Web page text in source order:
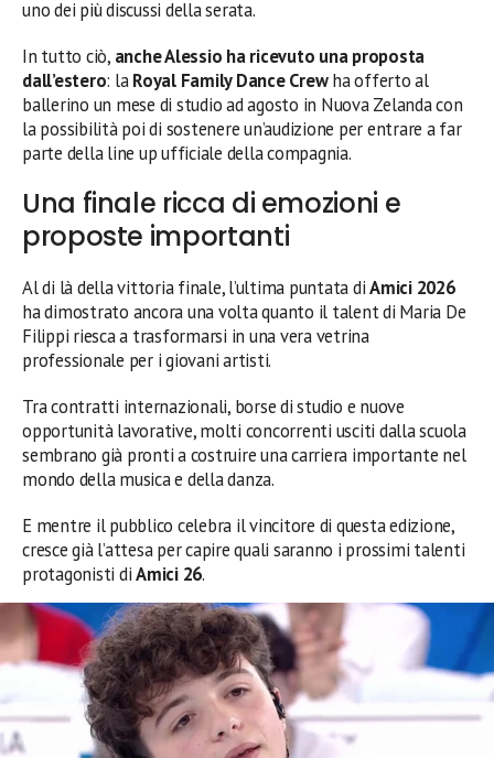
uno dei più discussi della serata.
In tutto ciò, anche Alessio ha ricevuto una proposta
dall’estero: laRoyal Family Dance Crewha offerto al
ballerino un mese di studio ad agosto in Nuova Zelanda con
la possibilità poi di sostenere un’audizione per entrare a far
parte della line up ufficiale della compagnia.
Una finale ricca di emozioni e
proposte importanti
Al di là della vittoria finale, l’ultima puntata diAmici 2026
ha dimostrato ancora una volta quanto il talent di Maria De
Filippi riesca a trasformarsi in una vera vetrina
professionale per i giovani artisti.
Tra contratti internazionali, borse di studio e nuove
opportunità lavorative, molti concorrenti usciti dalla scuola
sembrano già pronti a costruire una carriera importante nel
mondo della musica e della danza.
E mentre il pubblico celebra il vincitore di questa edizione,
cresce già l’attesa per capire quali saranno i prossimi talenti
protagonisti diAmici 26.